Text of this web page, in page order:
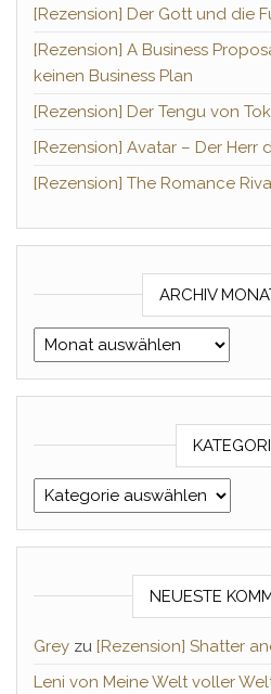
[Rezension] Der Gott und die
[Rezension] A Business
keinen Business Plan
[Rezension] Der Tengu von
[Rezension] Avatar – Der Herr
[Rezension] The Romance
ARCHIV
Archiv Monat/Jahr
Kategorien
NEUESTE
Grey zu [Rezension] Shatter
Leni von Meine Welt voller